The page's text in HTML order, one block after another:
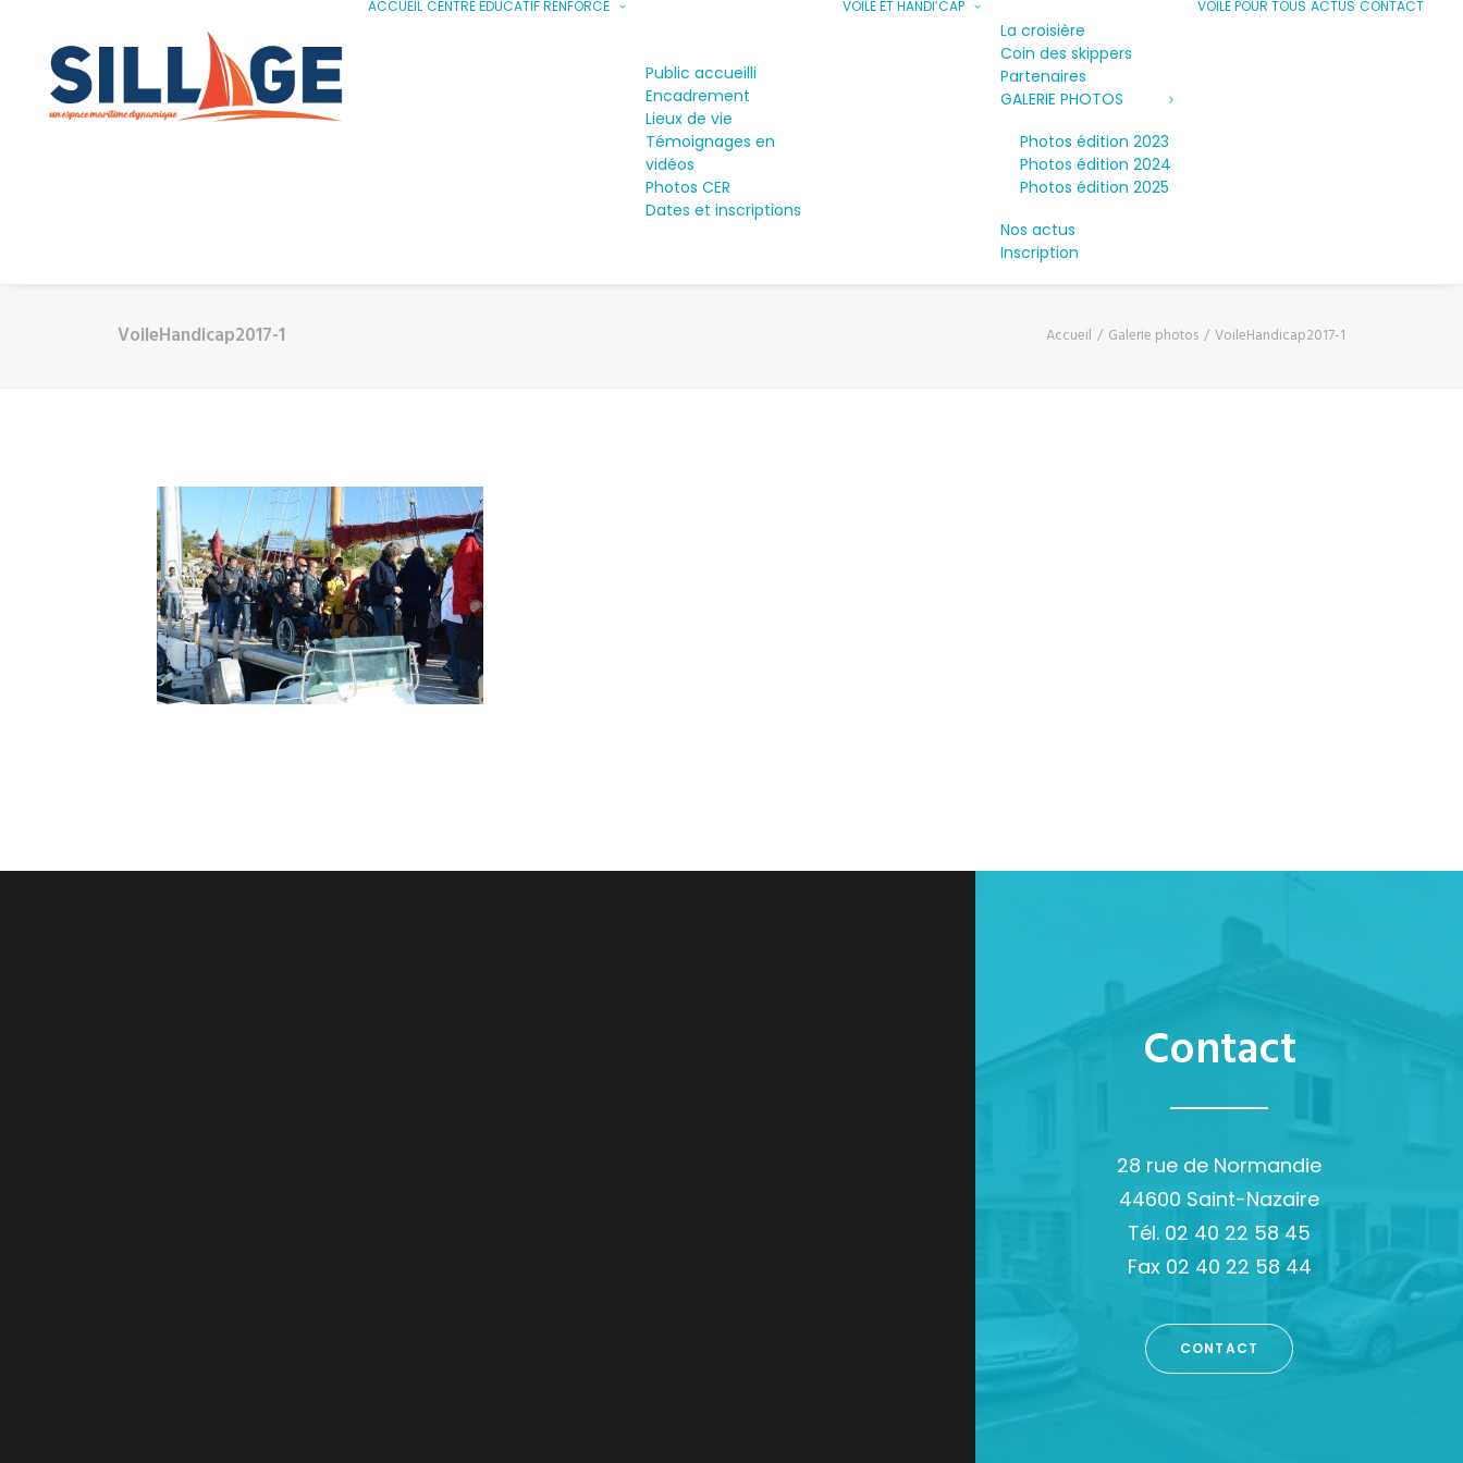
ACCUEIL CENTRE ÉDUCATIF RENFORCÉ
Public accueilli
Encadrement
Lieux de vie
Témoignages en
vidéos
Photos CER
Dates et inscriptions
VOILE ET HANDI’CAP
La croisière
Coin des skippers
Partenaires
GALERIE PHOTOS
Photos édition 2023
Photos édition 2024
Photos édition 2025
Nos actus
Inscription
VOILE POUR TOUS ACTUS CONTACT
VoileHandicap2017-1 Accueil Galerie photos VoileHandicap2017-1
Contact
28 rue de Normandie
44600 Saint-Nazaire
Tél. 02 40 22 58 45
Fax 02 40 22 58 44
CONTACT